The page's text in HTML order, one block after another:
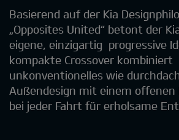
Basierend auf der Kia
„Opposites United“ betont der
eigene, einzigartig progressive
kompakte Crossover kombiniert
unkonventionelles wie
Außendesign mit einem offenen
bei jeder Fahrt für erholsame